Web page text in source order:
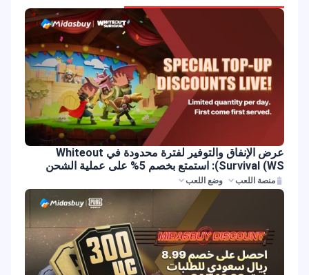
عرض الإنفاق والتوفير لفترة محدودة في Whiteout
Survival (WS): استمتع بخصم 5% على عملية الشحن
منصة اللعب وضع اللعب